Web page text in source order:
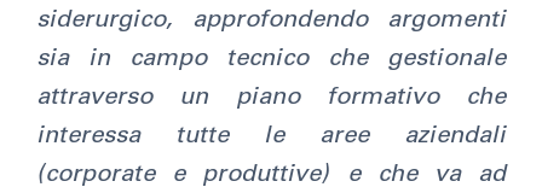
siderurgico, approfondendo argomenti
sia in campo tecnico che gestionale
attraverso un piano formativo
che
interessa tutte le aree aziendali
(corporate e produttive) e che va ad